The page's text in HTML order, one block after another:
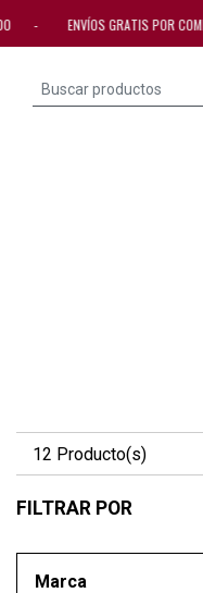
- ENVÍOS GRATIS POR
12 Producto(s)
FILTRAR POR
Marca